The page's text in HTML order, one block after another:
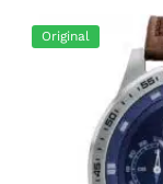
Original